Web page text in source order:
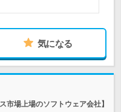
気になる
市場上場のソフトウェア会社】